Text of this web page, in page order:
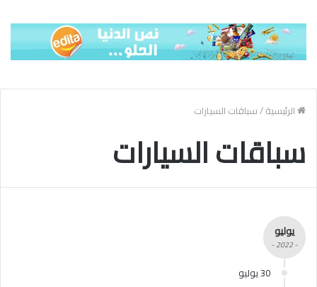
الرئيسية/سباقات السيارات
سباقات السيارات
يوليو
- 2022 -
30 يوليو